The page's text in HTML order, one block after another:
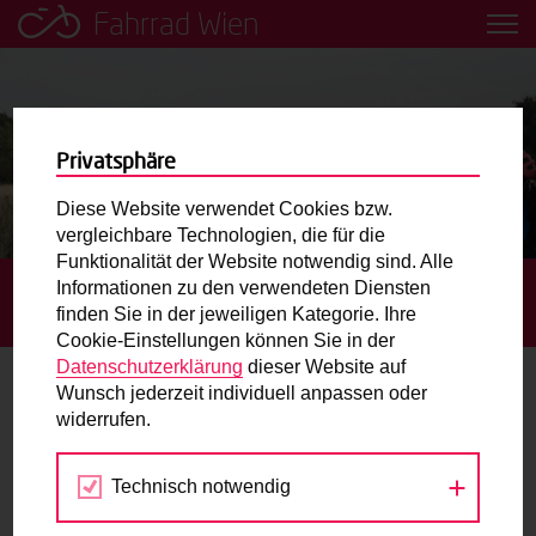
Fahrrad Wien
Leih dir einfach ein Transportfahrrad in deiner Nähe aus!
Mobilitätsbildung für Kinder und
Jugendliche
Radweg-Projektkarte
Routenplaner
Mit dem Fahrrad in Wien unterwegs? Hier finden Sie die
beste Route.
Wunschbox
Sie haben ein Anliegen zum Radverkehr? Schreiben Sie
STARTSEITE RAUF AUF DEN BISAMBERG
RAUF AUF
DEN BISAMBERG
Rauf auf den Bisamberg
Mobilitätsagentur Wien
ca. 2h 38m
Privatsphäre
Diese Website verwendet Cookies bzw.
vergleichbare Technologien, die für die
Funktionalität der Website notwendig sind. Alle
Informationen zu den verwendeten Diensten
finden Sie in der jeweiligen Kategorie. Ihre
Cookie-Einstellungen können Sie in der
Datenschutzerklärung dieser Website auf
Wunsch jederzeit individuell anpassen oder
widerrufen.
Technisch notwendig